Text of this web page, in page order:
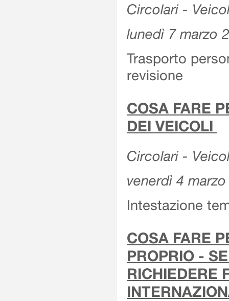
Circolari -
lunedì 7 marzo
Trasporto
revisione
COSA FARE
DEI VEICOLI
Circolari -
venerdì 4
Intestazione
COSA FARE
PROPRIO -
RICHIEDERE